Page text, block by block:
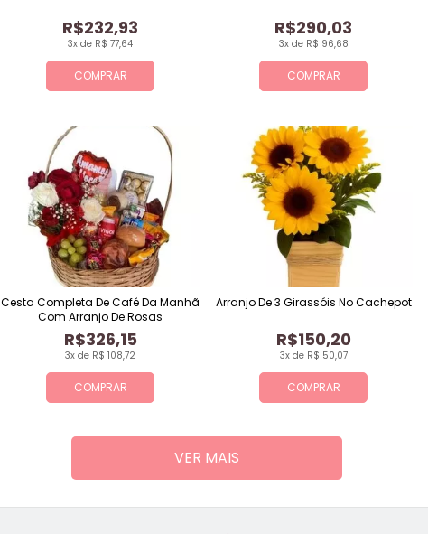
COMPRAR
3x de R$ 77,64
R$232,93
COMPRAR
3x de R$ 96,68
R$290,03
COMPRAR
3x de R$ 108,72
R$326,15
Cesta Completa De Café Da Manhã
Com Arranjo De Rosas
COMPRAR
3x de R$ 50,07
R$150,20
Arranjo De 3 Girassóis No Cachepot
VER MAIS